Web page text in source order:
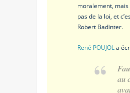
moralement, mais
pas de la loi, et
Robert Badinter.
René POUJOLa
au